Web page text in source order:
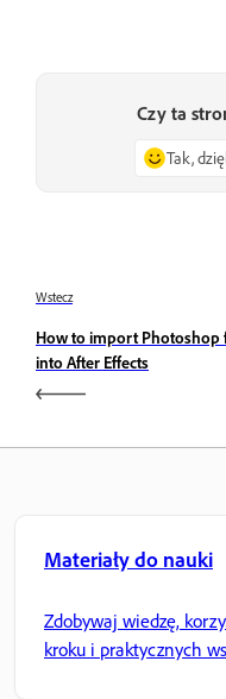
Czy ta
Tak,
Wstecz
How to import Photoshop
into After Effects
Materiały do nauki
Zdobywaj wiedzę,
kroku i praktycznych